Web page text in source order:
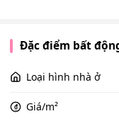
Đặc điểm bất
Loại hình nhà ở
Giá/m²